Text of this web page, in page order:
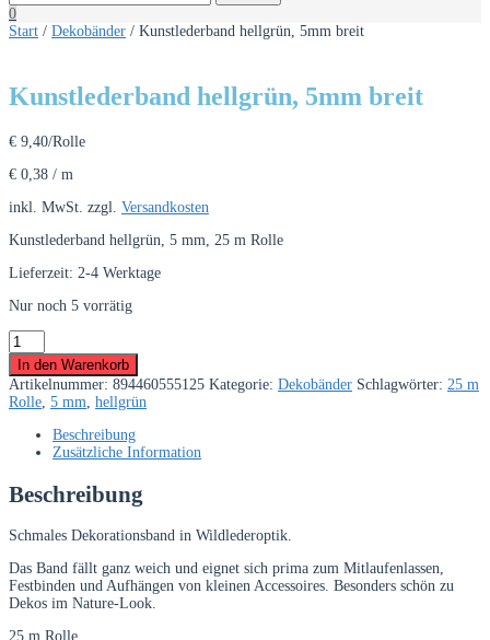
0
Start / Dekobänder / Kunstlederband hellgrün, 5mm breit
Kunstlederband hellgrün, 5mm breit
€ 9,40/Rolle
€ 0,38 / m
inkl. MwSt. zzgl. Versandkosten
Kunstlederband hellgrün, 5 mm, 25 m Rolle
Lieferzeit: 2-4 Werktage
Nur noch 5 vorrätig
Kunstlederband
hellgrün,
5mm
breit
Menge
In den Warenkorb
Artikelnummer: 894460555125 Kategorie: Dekobänder Schlagwörter: 25 m
Rolle, 5 mm, hellgrün
Beschreibung
Zusätzliche Information
Beschreibung
Schmales Dekorationsband in Wildlederoptik.
Das Band fällt ganz weich und eignet sich prima zum Mitlaufenlassen,
Festbinden und Aufhängen von kleinen Accessoires. Besonders schön zu
Dekos im Nature-Look.
25 m Rolle.